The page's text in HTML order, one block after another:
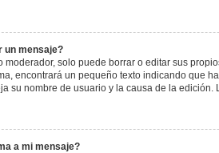
un mensaje?
moderador, solo puede borrar o editar sus
encontrará un pequeño texto indicando que
su nombre de usuario y la causa de la
a mi mensaje?